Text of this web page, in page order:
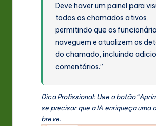
Deve haver um painel para
todos os chamados ativos,
permitindo que os
naveguem e atualizem os
do chamado, incluindo
comentários.”
Dica Profissional: Use o botão
se precisar que a IA enriqueça uma
breve.